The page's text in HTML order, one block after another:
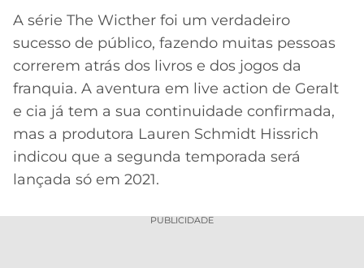
CÓDIGO
DE
INDICAÇÃO
BET365
CÓDIGO
BETANO
APPS
CORINTHIANS
SÃO
PAULO
SANTOS
A
LIBERTADORES
COPA
BRASIL
PREMIER
MERCADO
DA
BOLA
PALPITES
A série The Wicther foi um verdadeiro
sucesso de público, fazendo muitas pessoas
correrem atrás dos livros e dos jogos da
franquia. A aventura em live action de Geralt
e cia já tem a sua continuidade confirmada,
mas a produtora Lauren Schmidt Hissrich
indicou que a segunda temporada será
lançada só em 2021.
PUBLICIDADE